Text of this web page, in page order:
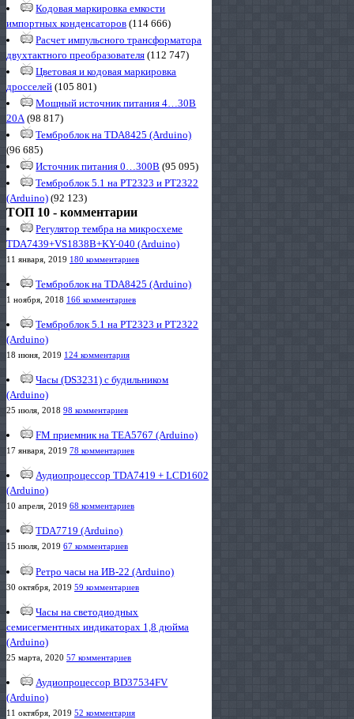
Кодовая маркировка емкости
импортных конденсаторов (114 666)
Расчет импульсного трансформатора
двухтактного преобразователя (112 747)
Цветовая и кодовая маркировка
дросселей (105 801)
Мощный источник питания 4…30В
20А (98 817)
Темброблок на TDA8425 (Arduino)
(96 685)
Источник питания 0…300В (95 095)
Темброблок 5.1 на PT2323 и PT2322
(Arduino) (92 123)
ТОП 10 - комментарии
Регулятор тембра на микросхеме
TDA7439+VS1838B+KY-040 (Arduino)
11 января, 2019 180 комментариев
Темброблок на TDA8425 (Arduino)
1 ноября, 2018 166 комментариев
Темброблок 5.1 на PT2323 и PT2322
(Arduino)
18 июня, 2019 124 комментария
Часы (DS3231) с будильником
(Arduino)
25 июля, 2018 98 комментариев
FM приемник на TEA5767 (Arduino)
17 января, 2019 78 комментариев
Аудиопроцессор TDA7419 + LCD1602
(Arduino)
10 апреля, 2019 68 комментариев
TDA7719 (Arduino)
15 июля, 2019 67 комментариев
Ретро часы на ИВ-22 (Arduino)
30 октября, 2019 59 комментариев
Часы на светодиодных
семисегментных индикаторах 1,8 дюйма
(Arduino)
25 марта, 2020 57 комментариев
Аудиопроцессор BD37534FV
(Arduino)
11 октября, 2019 52 комментария